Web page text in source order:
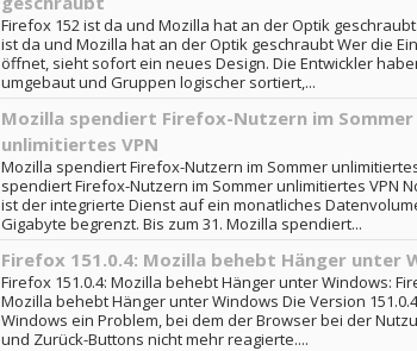
Firefox 152 ist da und Mozilla hat an der Optik
ist da und Mozilla hat an der Optik geschraubt Wer die
öffnet, sieht sofort ein neues Design. Die Entwickler
umgebaut und Gruppen logischer sortiert,...
Mozilla spendiert Firefox-Nutzern im Sommer
unlimitiertes VPN
Mozilla spendiert Firefox-Nutzern im Sommer
spendiert Firefox-Nutzern im Sommer unlimitiertes VPN
ist der integrierte Dienst auf ein monatliches
Gigabyte begrenzt. Bis zum 31. Mozilla spendiert...
Firefox 151.0.4: Mozilla behebt Hänger unter
Firefox 151.0.4: Mozilla behebt Hänger unter Windows:
Mozilla behebt Hänger unter Windows Die Version
Windows ein Problem, bei dem der Browser bei der
und Zurück-Buttons nicht mehr reagierte....